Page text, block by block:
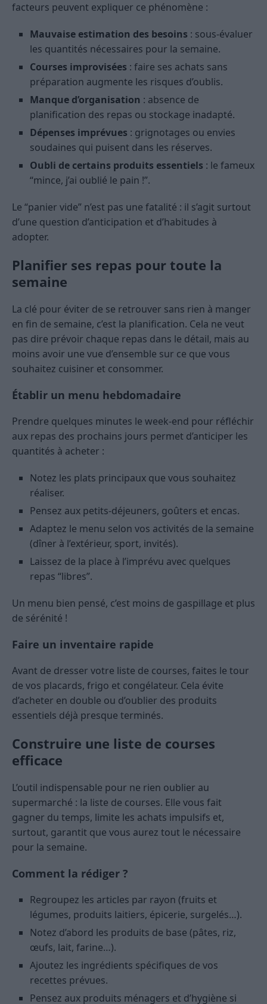
facteurs peuvent expliquer ce phénomène :
Mauvaise estimation des besoins : sous-évaluer
les quantités nécessaires pour la semaine.
Courses improvisées : faire ses achats sans
préparation augmente les risques d’oublis.
Manque d’organisation : absence de
planification des repas ou stockage inadapté.
Dépenses imprévues : grignotages ou envies
soudaines qui puisent dans les réserves.
Oubli de certains produits essentiels : le fameux
“mince, j’ai oublié le pain !”.
Le “panier vide” n’est pas une fatalité : il s’agit surtout
d’une question d’anticipation et d’habitudes à
adopter.
Planifier ses repas pour toute la
semaine
La clé pour éviter de se retrouver sans rien à manger
en fin de semaine, c’est la planification. Cela ne veut
pas dire prévoir chaque repas dans le détail, mais au
moins avoir une vue d’ensemble sur ce que vous
souhaitez cuisiner et consommer.
Établir un menu hebdomadaire
Prendre quelques minutes le week-end pour réfléchir
aux repas des prochains jours permet d’anticiper les
quantités à acheter :
Notez les plats principaux que vous souhaitez
réaliser.
Pensez aux petits-déjeuners, goûters et encas.
Adaptez le menu selon vos activités de la semaine
(dîner à l’extérieur, sport, invités).
Laissez de la place à l’imprévu avec quelques
repas “libres”.
Un menu bien pensé, c’est moins de gaspillage et plus
de sérénité !
Faire un inventaire rapide
Avant de dresser votre liste de courses, faites le tour
de vos placards, frigo et congélateur. Cela évite
d’acheter en double ou d’oublier des produits
essentiels déjà presque terminés.
Construire une liste de courses
efficace
L’outil indispensable pour ne rien oublier au
supermarché : la liste de courses. Elle vous fait
gagner du temps, limite les achats impulsifs et,
surtout, garantit que vous aurez tout le nécessaire
pour la semaine.
Comment la rédiger ?
Regroupez les articles par rayon (fruits et
légumes, produits laitiers, épicerie, surgelés…).
Notez d’abord les produits de base (pâtes, riz,
œufs, lait, farine…).
Ajoutez les ingrédients spécifiques de vos
recettes prévues.
Pensez aux produits ménagers et d’hygiène si